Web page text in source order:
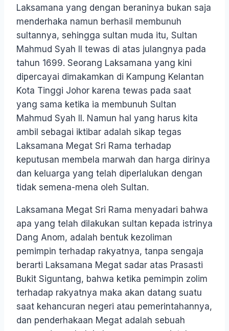
Laksamana yang dengan beraninya bukan saja
menderhaka namun berhasil membunuh
sultannya, sehingga sultan muda itu, Sultan
Mahmud Syah II tewas di atas julangnya pada
tahun 1699. Seorang Laksamana yang kini
dipercayai dimakamkan di Kampung Kelantan
Kota Tinggi Johor karena tewas pada saat
yang sama ketika ia membunuh Sultan
Mahmud Syah II. Namun hal yang harus kita
ambil sebagai iktibar adalah sikap tegas
Laksamana Megat Sri Rama terhadap
keputusan membela marwah dan harga dirinya
dan keluarga yang telah diperlalukan dengan
tidak semena-mena oleh Sultan.
Laksamana Megat Sri Rama menyadari bahwa
apa yang telah dilakukan sultan kepada istrinya
Dang Anom, adalah bentuk kezoliman
pemimpin terhadap rakyatnya, tanpa sengaja
berarti Laksamana Megat sadar atas Prasasti
Bukit Siguntang, bahwa ketika pemimpin zolim
terhadap rakyatnya maka akan datang suatu
saat kehancuran negeri atau pemerintahannya,
dan penderhakaan Megat adalah sebuah